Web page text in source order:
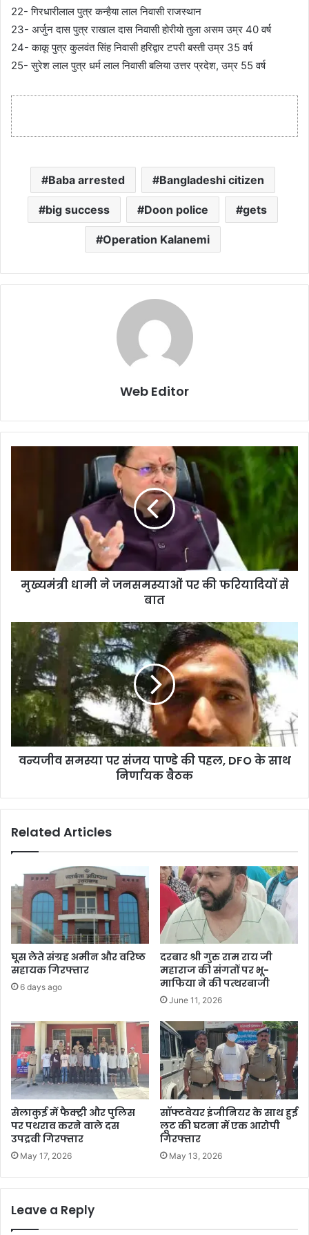
22- गिरधारीलाल पुत्र कन्हैया लाल निवासी राजस्थान
23- अर्जुन दास पुत्र राखाल दास निवासी होरीयो तुला असम उम्र 40 वर्ष
24- काकू पुत्र कुलवंत सिंह निवासी हरिद्वार टपरी बस्ती उम्र 35 वर्ष
25- सुरेश लाल पुत्र धर्म लाल निवासी बलिया उत्तर प्रदेश, उम्र 55 वर्ष
Baba arrested Bangladeshi citizen
big success Doon police gets
Operation Kalanemi
Web Editor
मुख्यमंत्री धामी ने जनसमस्याओं पर की फरियादियों से
बात
वन्यजीव समस्या पर संजय पाण्डे की पहल, DFO के साथ
निर्णायक बैठक
Related Articles
घूस लेते संग्रह अमीन और वरिष्ठ
सहायक गिरफ्तार
6 days ago
दरबार श्री गुरु राम राय जी
महाराज की संगतों पर भू-
माफिया ने की पत्थरबाजी
June 11, 2026
सेलाकुई में फैक्ट्री और पुलिस
पर पथराव करने वाले दस
उपद्रवी गिरफ्तार
May 17, 2026
सॉफ्टवेयर इंजीनियर के साथ हुई
लूट की घटना में एक आरोपी
गिरफ्तार
May 13, 2026
Leave a Reply